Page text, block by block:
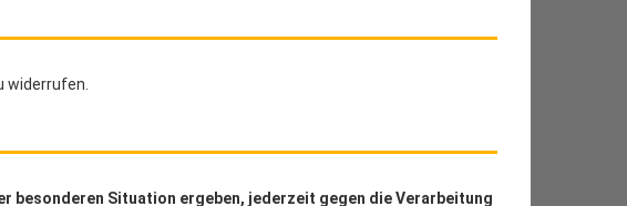
widerrufen.
besonderen Situation ergeben, jederzeit gegen die Verarbeitung